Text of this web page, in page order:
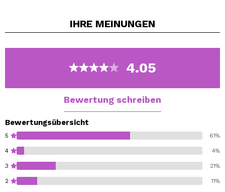
bevorzugtes Finish auswählen können.
IHRE MEINUNGEN
4.05
Bewertung schreiben
Bewertungsübersicht
5 61%
4 4%
3 21%
2 11%